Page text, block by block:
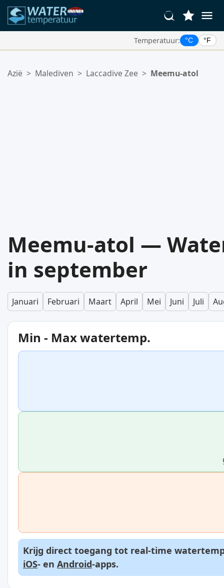
Temperatuur: °C °F
Uw favorietenlijst is leeg.
Azië > Malediven > Laccadive Zee > Meemu-atol
Meemu-atol —
in september
Januari Februari Maart April Mei Juni Juli
Min - Max watertemp.
Krijg direct toegang tot real-time
iOS- en Android-apps.